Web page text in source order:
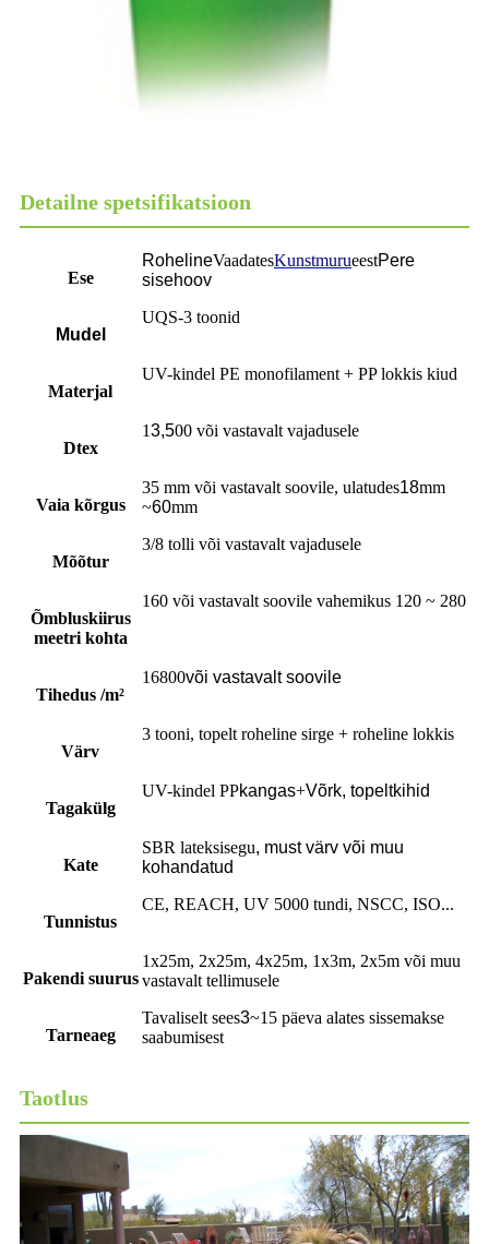
Detailne spetsifikatsioon
Ese
RohelineVaadatesKunstmurueestPere
sisehoov
Mudel
UQS-3 toonid
Materjal
UV-kindel PE monofilament + PP lokkis kiud
Dtex
13,500 või vastavalt vajadusele
Vaia kõrgus
35 mm või vastavalt soovile, ulatudes18mm
~60mm
Mõõtur
3/8 tolli või vastavalt vajadusele
Õmbluskiirus
meetri kohta
160 või vastavalt soovile vahemikus 120 ~ 280
Tihedus /m²
16800või vastavalt soovile
Värv
3 tooni, topelt roheline sirge + roheline lokkis
Tagakülg
UV-kindel PPkangas+Võrk, topeltkihid
Kate
SBR lateksisegu, must värv või muu
kohandatud
Tunnistus
CE, REACH, UV 5000 tundi, NSCC, ISO...
Pakendi suurus
1x25m, 2x25m, 4x25m, 1x3m, 2x5m või muu
vastavalt tellimusele
Tarneaeg
Tavaliselt sees3~15 päeva alates sissemakse
saabumisest
Taotlus